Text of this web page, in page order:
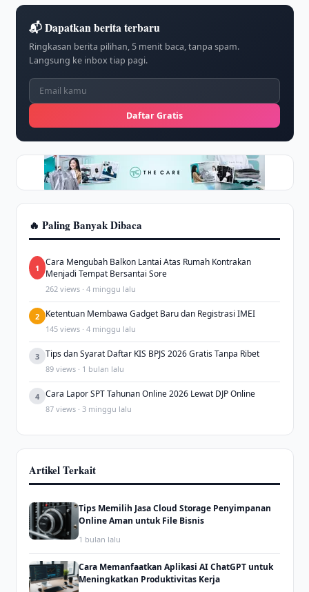
📬 Dapatkan berita terbaru
Ringkasan berita pilihan, 5 menit baca, tanpa spam.
Langsung ke inbox tiap pagi.
Daftar Gratis
🔥 Paling Banyak Dibaca
1
Cara Mengubah Balkon Lantai Atas Rumah Kontrakan
Menjadi Tempat Bersantai Sore
262 views · 4 minggu lalu
2 Ketentuan Membawa Gadget Baru dan Registrasi IMEI
145 views · 4 minggu lalu
3 Tips dan Syarat Daftar KIS BPJS 2026 Gratis Tanpa Ribet
89 views · 1 bulan lalu
4 Cara Lapor SPT Tahunan Online 2026 Lewat DJP Online
87 views · 3 minggu lalu
Artikel Terkait
Tips Memilih Jasa Cloud Storage Penyimpanan
Online Aman untuk File Bisnis
1 bulan lalu
Cara Memanfaatkan Aplikasi AI ChatGPT untuk
Meningkatkan Produktivitas Kerja